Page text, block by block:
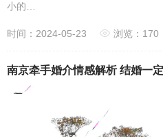
小的…
时间：2024-05-23 浏览：170
南京牵手婚介情感解析 结婚一